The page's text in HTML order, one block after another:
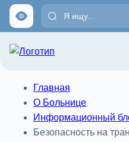
Главная
О Больнице
Информационный
Безопасность на